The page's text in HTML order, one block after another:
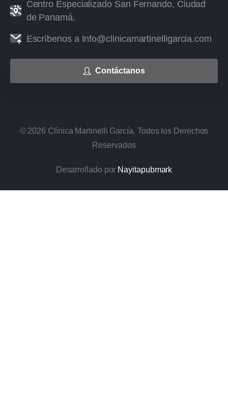
Centro Especializado San Fernando, Ciudad
de Panamá.
Escríbenos a Info@clinicamartinelligarcia.com
Contáctanos
© 2026 Clínica Martinelli García. Todos los Derechos
Reservados
Desarrollado por Nayitapubmark